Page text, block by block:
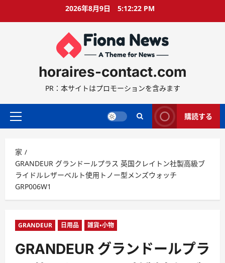
2026年8月9日 5:12:23 PM
horaires-contact.com
PR：本サイトはプロモーションを含みます
プ
マ
リ
ー
メ
ニ
ー
購読する
家
GRANDEUR グランドールプラス 英国クレイトン社製高級ブ
ライドルレザーベルト使用トノー型メンズウォッチ
GRP006W1
GRANDEUR 日用品 雑貨・小物
GRANDEUR グランドールプラ